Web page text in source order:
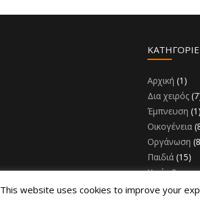
Αρχική (1)
Δια χειρός
Έμπνευση (1)
Οικογένεια
Οργάνωση
Παιδιά (15)
Υγεία &
This website uses cookies to improve your